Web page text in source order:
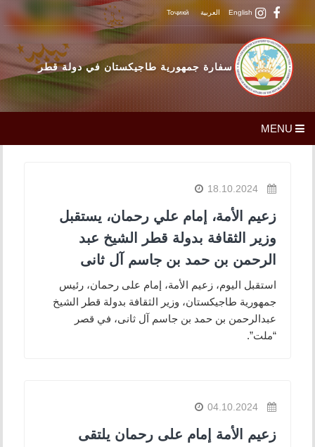
سفارة جمهورية طاجيكستان في دولة قطر
English العربية Тоҷикӣ
18.10.2024
زعيم الأمة، إمام علي رحمان، يستقبل
وزير الثقافة بدولة قطر الشيخ عبد
الرحمن بن حمد بن جاسم آل ثانى
استقبل اليوم، زعيم الأمة، إمام على رحمان، رئيس
جمهورية طاجيكستان، وزير الثقافة بدولة قطر الشيخ
عبدالرحمن بن حمد بن جاسم آل ثانى، في قصر
“ملت”.
04.10.2024
زعيم الأمة إمام على رحمان يلتقى